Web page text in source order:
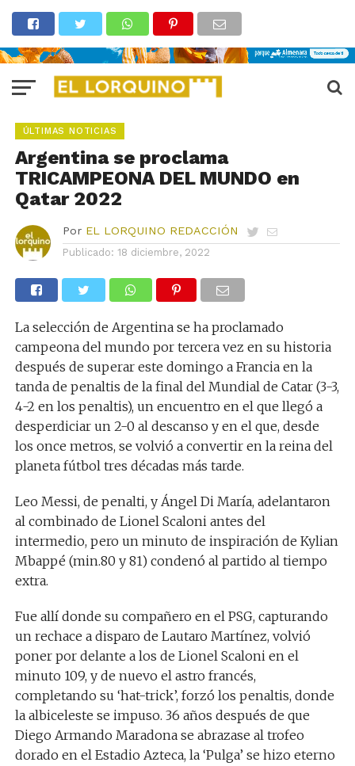
ÚLTIMAS NOTICIAS
Argentina se proclama
TRICAMPEONA DEL MUNDO en
Qatar 2022
Por EL LORQUINO REDACCIÓN
Publicado: 18 diciembre, 2022
La selección de Argentina se ha proclamado
campeona del mundo por tercera vez en su historia
después de superar este domingo a Francia en la
tanda de penaltis de la final del Mundial de Catar (3-3,
4-2 en los penaltis), un encuentro en el que llegó a
desperdiciar un 2-0 al descanso y en el que, desde
los once metros, se volvió a convertir en la reina del
planeta fútbol tres décadas más tarde.
Leo Messi, de penalti, y Ángel Di María, adelantaron
al combinado de Lionel Scaloni antes del
intermedio, pero un minuto de inspiración de Kylian
Mbappé (min.80 y 81) condenó al partido al tiempo
extra.
Fue allí donde su compañero en el PSG, capturando
un rechace a disparo de Lautaro Martínez, volvió
poner por delante a los de Lionel Scaloni en el
minuto 109, y de nuevo el astro francés,
completando su ‘hat-trick’, forzó los penaltis, donde
la albiceleste se impuso. 36 años después de que
Diego Armando Maradona se abrazase al trofeo
dorado en el Estadio Azteca, la ‘Pulga’ se hizo eterno